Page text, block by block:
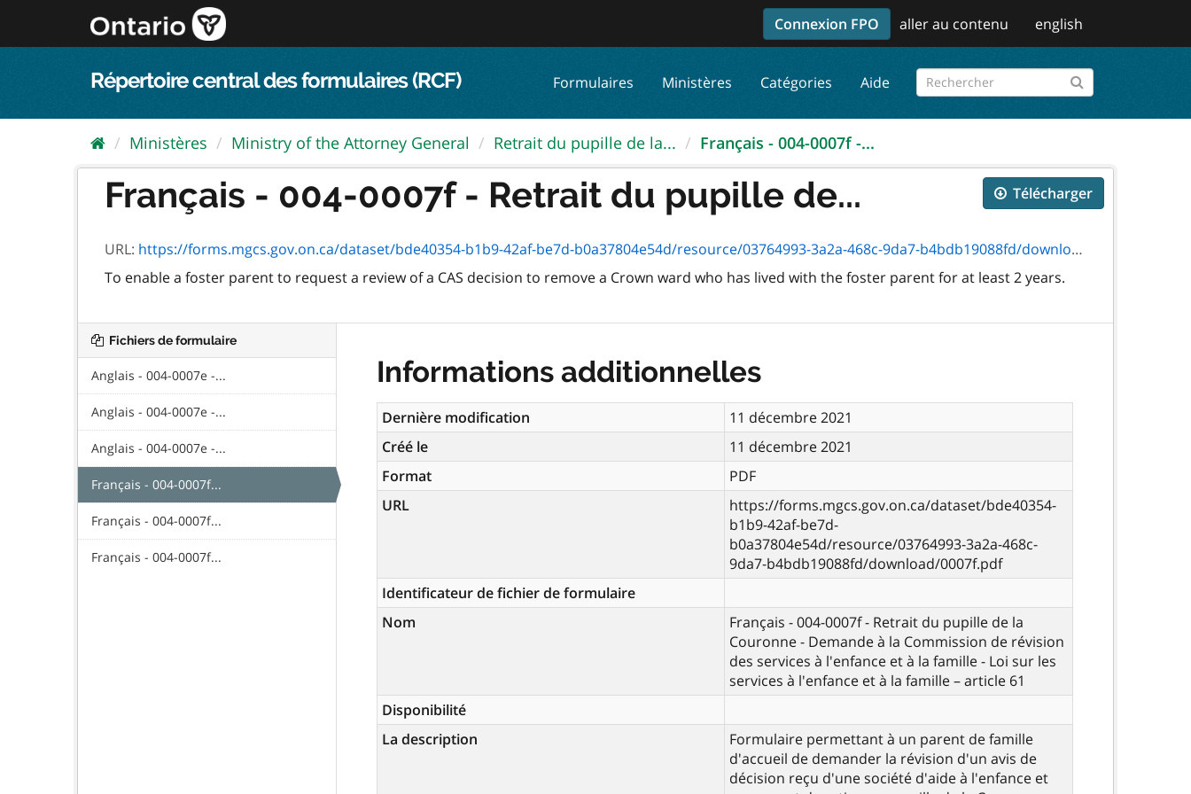
au
Connexion FPO aller au contenu english
Répertoire central des formulaires (RCF) Formulaires Ministères Catégories Aide
Ministères Ministry of the Attorney General Retrait du pupille de la... Français - 004-0007f -...
Télécharger
Français - 004-0007f - Retrait du pupille de...
URL: https://forms.mgcs.gov.on.ca/dataset/bde40354-b1b9-42af-be7d-b0a37804e54d/resource/03764993-3a2a-468c-9da7-b4bdb19088fd/download/0007f.pdf
To enable a foster parent to request a review of a CAS decision to remove a Crown ward who has lived with the foster parent for at least 2 years.
Fichiers de formulaire
Anglais - 004-0007e -...
Anglais - 004-0007e -...
Anglais - 004-0007e -...
Français - 004-0007f...
Français - 004-0007f...
Français - 004-0007f...
Informations additionnelles
Dernière modification
11 décembre 2021
Créé le
11 décembre 2021
Format
PDF
URL
https://forms.mgcs.gov.on.ca/dataset/bde40354-
b1b9-42af-be7d-
b0a37804e54d/resource/03764993-3a2a-468c-
9da7-b4bdb19088fd/download/0007f.pdf
Identificateur de fichier de formulaire
Nom
Français - 004-0007f - Retrait du pupille de la
Couronne - Demande à la Commission de révision
des services à l'enfance et à la famille - Loi sur les
services à l'enfance et à la famille – article 61
Disponibilité
La description
Formulaire permettant à un parent de famille
d'accueil de demander la révision d'un avis de
décision reçu d'une société d'aide à l'enfance et